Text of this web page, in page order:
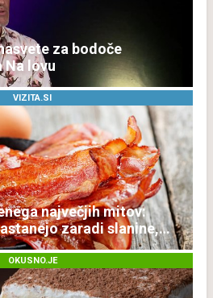
za bodoče
lovu
VIZITA.SI
največjih mitov:
zaradi slanine,
ki ga imamo vsi radi
OKUSNO.JE